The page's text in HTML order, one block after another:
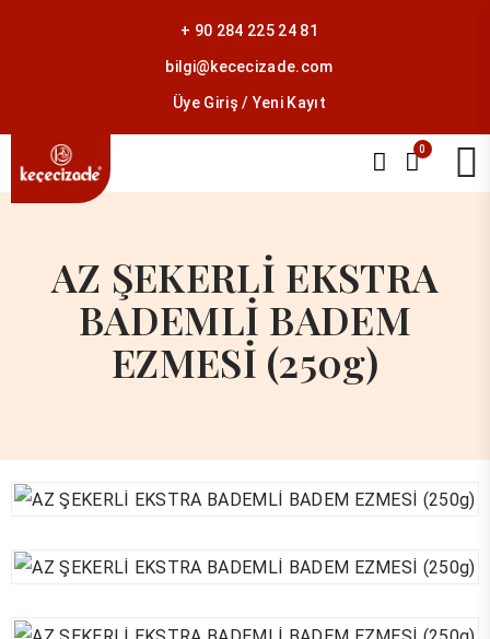
+ 90 284 225 24 81
bilgi@kececizade.com
Üye Giriş / Yeni Kayıt
0
AZ ŞEKERLİ EKSTRA
BADEMLİ BADEM
EZMESİ (250g)